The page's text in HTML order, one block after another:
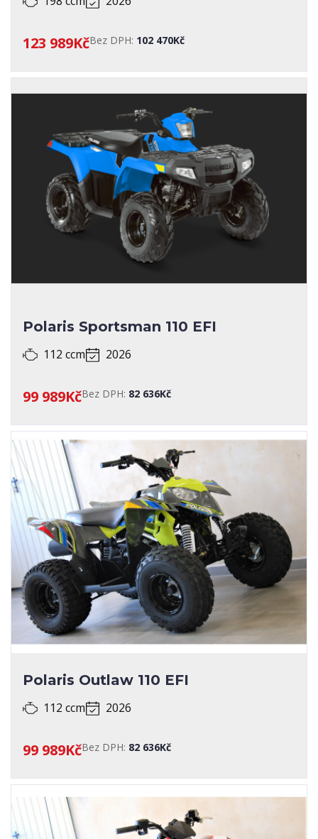
123 989KčBez DPH: 102 470Kč
Polaris Sportsman 110 EFI
112 ccm 2026
99 989KčBez DPH: 82 636Kč
Polaris Outlaw 110 EFI
112 ccm 2026
99 989KčBez DPH: 82 636Kč